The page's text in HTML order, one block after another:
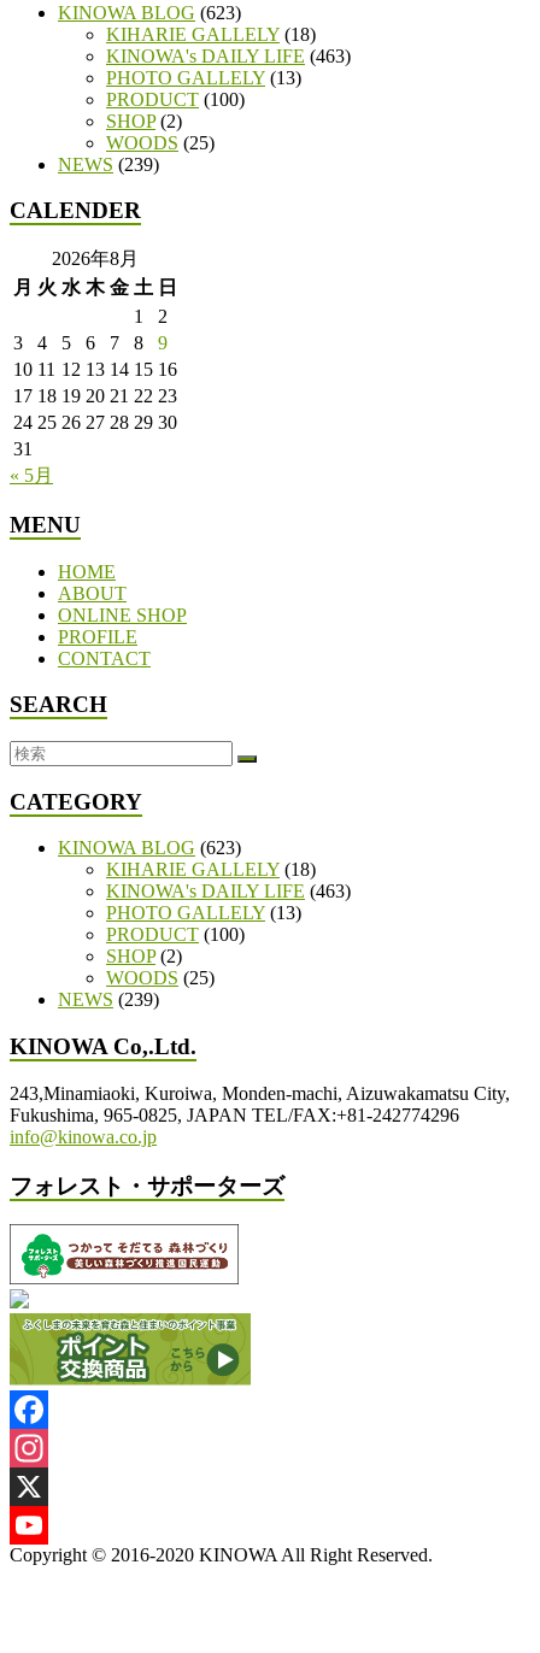
KINOWA BLOG (623)
KIHARIE GALLELY (18)
KINOWA's DAILY LIFE (463)
PHOTO GALLELY (13)
PRODUCT (100)
SHOP(2)
WOODS (25)
NEWS (239)
CALENDER
2026年8月
月 火 水 木 金 土 日
1
2
3
4 5 6 7 8
9
10 11 12 13 14 15 16
17 18 19 20 21 22 23
24 25 26 27 28 29 30
31
« 5月
MENU
HOME
ABOUT
ONLINE SHOP
PROFILE
CONTACT
SEARCH
CATEGORY
KINOWA BLOG (623)
KIHARIE GALLELY (18)
KINOWA's DAILY LIFE (463)
PHOTO GALLELY (13)
PRODUCT (100)
SHOP(2)
WOODS (25)
NEWS (239)
KINOWA Co,.Ltd.
243,Minamiaoki, Kuroiwa, Monden-machi, Aizuwakamatsu City,
Fukushima, 965-0825, JAPAN TEL/FAX:+81-242774296
info@kinowa.co.jp
フォレスト・サポーターズ
Facebook
Instagram
X
YouTube
Copyright © 2016-2020 KINOWA All Right Reserved.